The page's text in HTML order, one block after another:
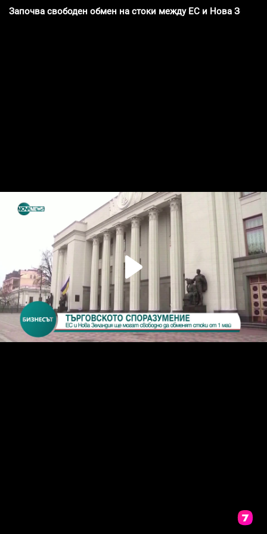
Започва свободен обмен на стоки между ЕС и Нова